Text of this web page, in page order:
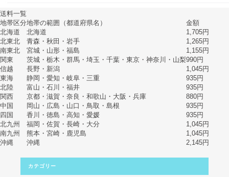
送料一覧
地帯区分地帯の範囲（都道府県名）
金額
北海道
北海道
1,705円
北東北
青森・秋田・岩手
1,265円
南東北
宮城・山形・福島
1,155円
関東
茨城・栃木・群馬・埼玉・千葉・東京・神奈川・山梨990円
信越
長野・新潟
1,045円
東海
静岡・愛知・岐阜・三重
935円
北陸
富山・石川・福井
935円
関西
京都・滋賀・奈良・和歌山・大阪・兵庫
880円
中国
岡山・広島・山口・鳥取・島根
935円
四国
香川・徳島・高知・愛媛
935円
北九州
福岡・佐賀・長崎・大分
1,045円
南九州
熊本・宮崎・鹿児島
1,045円
沖縄
沖縄 2,145円
カテゴリー